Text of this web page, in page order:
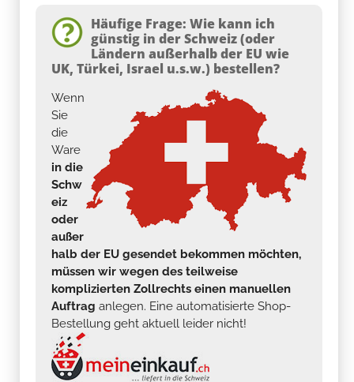
Häufige Frage: Wie kann ich
günstig in der Schweiz (oder
Ländern außerhalb der EU wie
UK, Türkei, Israel u.s.w.) bestellen?
Wenn
Sie
die
Ware
in die
Schw
eiz
oder
außer
halb der EU gesendet bekommen möchten,
müssen wir wegen des teilweise
komplizierten Zollrechts einen manuellen
Auftrag anlegen. Eine automatisierte Shop-
Bestellung geht aktuell leider nicht!